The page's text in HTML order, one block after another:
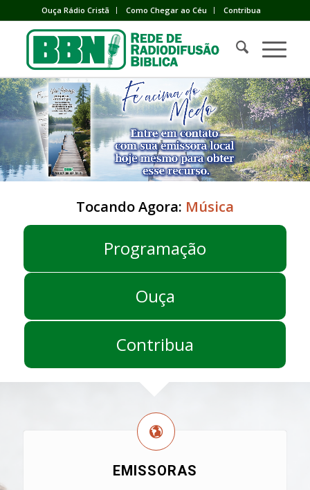
Ouça Rádio Cristã Como Chegar ao Céu Contribua
Tocando Agora: Música
Programação
Ouça
Contribua
EMISSORAS